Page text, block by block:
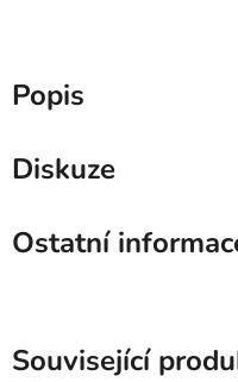
Popis
Diskuze
Ostatní
Související